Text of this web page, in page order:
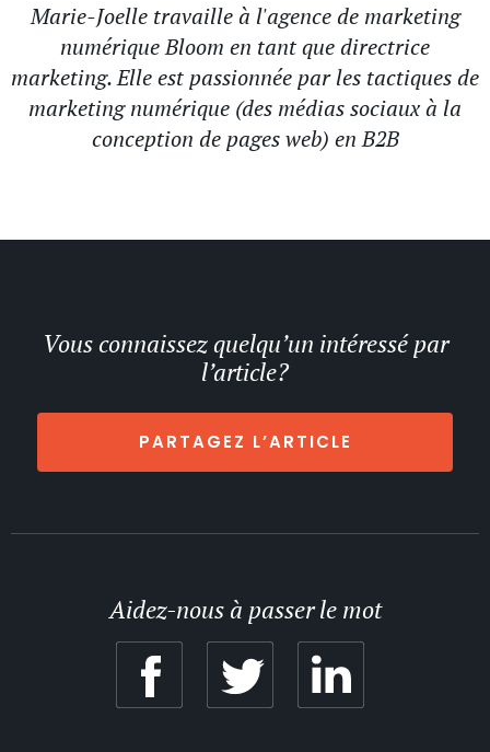
Marie-Joelle travaille à l'agence de marketing
numérique Bloom en tant que directrice
marketing. Elle est passionnée par les tactiques de
marketing numérique (des médias sociaux à la
conception de pages web) en B2B
Vous connaissez quelqu’un intéressé par
l’article?
PARTAGEZ L’ARTICLE
Aidez-nous à passer le mot